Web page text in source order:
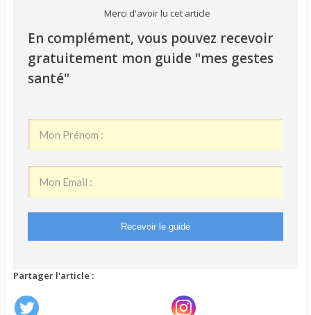
Merci d'avoir lu cet article
En complément, vous pouvez recevoir
gratuitement mon guide "mes gestes
santé"
Recevoir le guide
Partager l'article :